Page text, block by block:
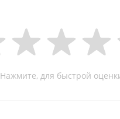
Нажмите, для быстрой